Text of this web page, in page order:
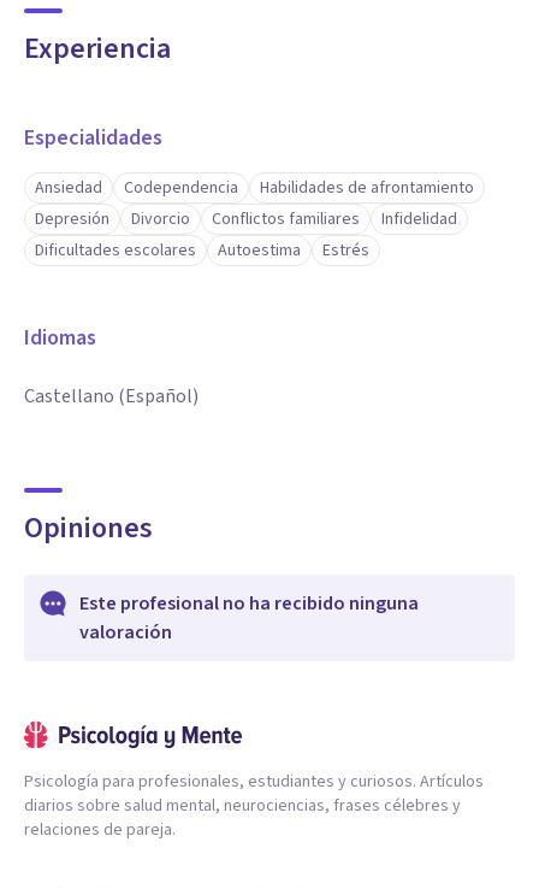
Experiencia
Especialidades
Ansiedad Codependencia
Habilidades de afrontamiento
Depresión
Divorcio Conflictos familiares
Infidelidad
Dificultades escolares
Autoestima Estrés
Idiomas
Castellano (Español)
Opiniones
Este profesional no ha recibido ninguna
valoración
Psicología para profesionales, estudiantes y curiosos. Artículos
diarios sobre salud mental, neurociencias, frases célebres y
relaciones de pareja.